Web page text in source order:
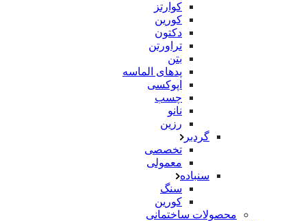
کوارتز
کورین
دکتون
تراورتن
بتن
پدهای الماسه
اپوکسی
چسب
نانو
رزین
گردبر
تخصصی
معمولی
سنباده
سنگ
کورین
محصولات ساختمانی